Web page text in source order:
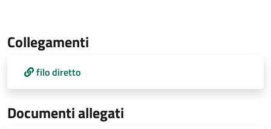
Collegamenti
filo diretto
Documenti allegati